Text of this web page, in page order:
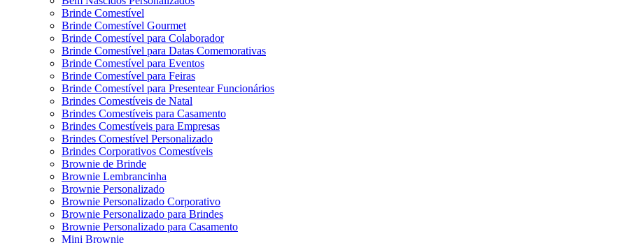
Brinde Comestível
Brinde Comestível Gourmet
Brinde Comestível para Colaborador
Brinde Comestível para Datas Comemorativas
Brinde Comestível para Eventos
Brinde Comestível para Feiras
Brinde Comestível para Presentear Funcionários
Brindes Comestíveis de Natal
Brindes Comestíveis para Casamento
Brindes Comestíveis para Empresas
Brindes Comestível Personalizado
Brindes Corporativos Comestíveis
Brownie de Brinde
Brownie Lembrancinha
Brownie Personalizado
Brownie Personalizado Corporativo
Brownie Personalizado para Brindes
Brownie Personalizado para Casamento
Mini Brownie